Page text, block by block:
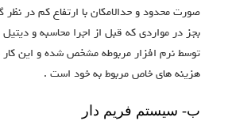
صورت محدود و حدالامکان با ارتفاع کم در
بجز در مواردی که قبل از اجرا محاسبه و دیتیل
توسط نرم افزار مربوطه مشخص شده و این
هزینه های خاص مربوط به خود است .
ب- سیستم فریم دار